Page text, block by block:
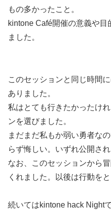
もの多かったこと。
kintone Café開催の意義や目
ました。
このセッションと同じ時間
ありました。
私はとても行きたかったけ
ンを選びました。
まだまだ私もか弱い勇者な
らず悔しい。いずれ公開さ
なお、このセッションから
くれました。以後は行動をと
続いてはkintone hack Night